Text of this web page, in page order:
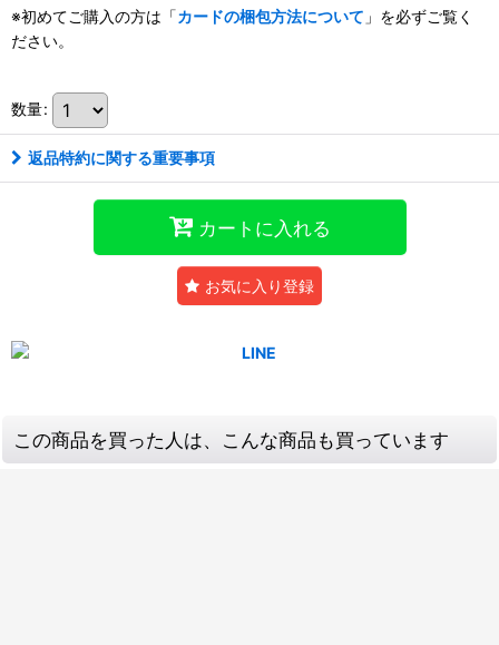
※初めてご購入の方は「カードの梱包方法について 」を必ずご覧く
ださい。
数量:
返品特約に関する重要事項
カートに入れる
お気に入り登録
この商品を買った人は、こんな商品も買っています